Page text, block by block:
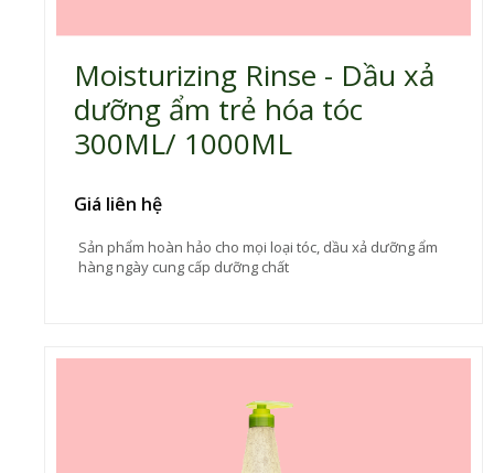
Moisturizing Rinse - Dầu xả
dưỡng ẩm trẻ hóa tóc
300ML/ 1000ML
Giá liên hệ
Sản phẩm hoàn hảo cho mọi loại tóc, dầu xả dưỡng ẩm
hàng ngày cung cấp dưỡng chất